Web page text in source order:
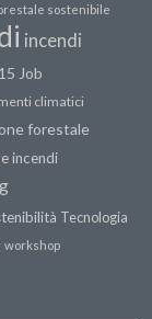
sostenibile
incendi
Job
climatici
forestale
incendi
Tecnologia
workshop